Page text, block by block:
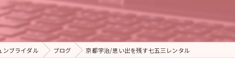
ンブライダル ブログ 京都宇治/思い出を残す七五三レンタル